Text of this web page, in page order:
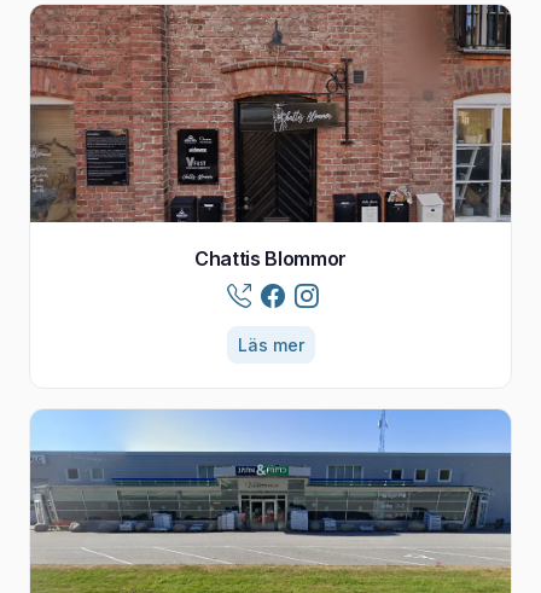
Chattis Blommor
Läs mer